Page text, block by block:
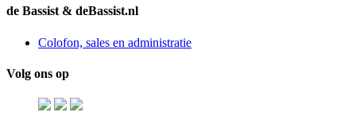
de Bassist & deBassist.nl
Colofon, sales en administratie
Volg ons op